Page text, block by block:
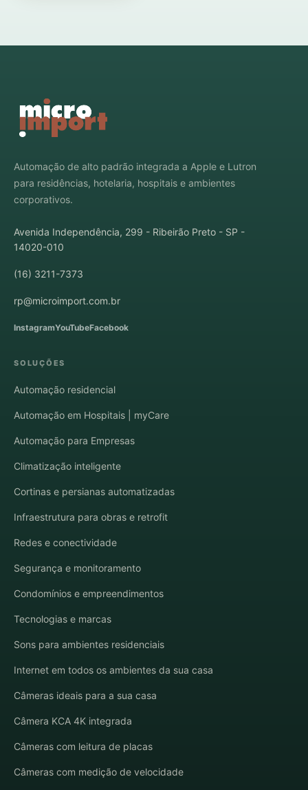
Automação de alto padrão integrada a Apple e Lutron
para residências, hotelaria, hospitais e ambientes
corporativos.
Avenida Independência, 299 - Ribeirão Preto - SP -
14020-010
(16) 3211-7373
rp@microimport.com.br
InstagramYouTubeFacebook
SOLUÇÕES
Automação residencial
Automação em Hospitais | myCare
Automação para Empresas
Climatização inteligente
Cortinas e persianas automatizadas
Infraestrutura para obras e retrofit
Redes e conectividade
Segurança e monitoramento
Condomínios e empreendimentos
Tecnologias e marcas
Sons para ambientes residenciais
Internet em todos os ambientes da sua casa
Câmeras ideais para a sua casa
Câmera KCA 4K integrada
Câmeras com leitura de placas
Câmeras com medição de velocidade